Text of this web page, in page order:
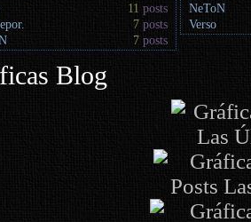
11 posts
7 posts
7 posts
NeToN
Verso
Blog